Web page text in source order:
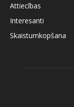
Attiecības
Interesanti
Skaistumkopšana